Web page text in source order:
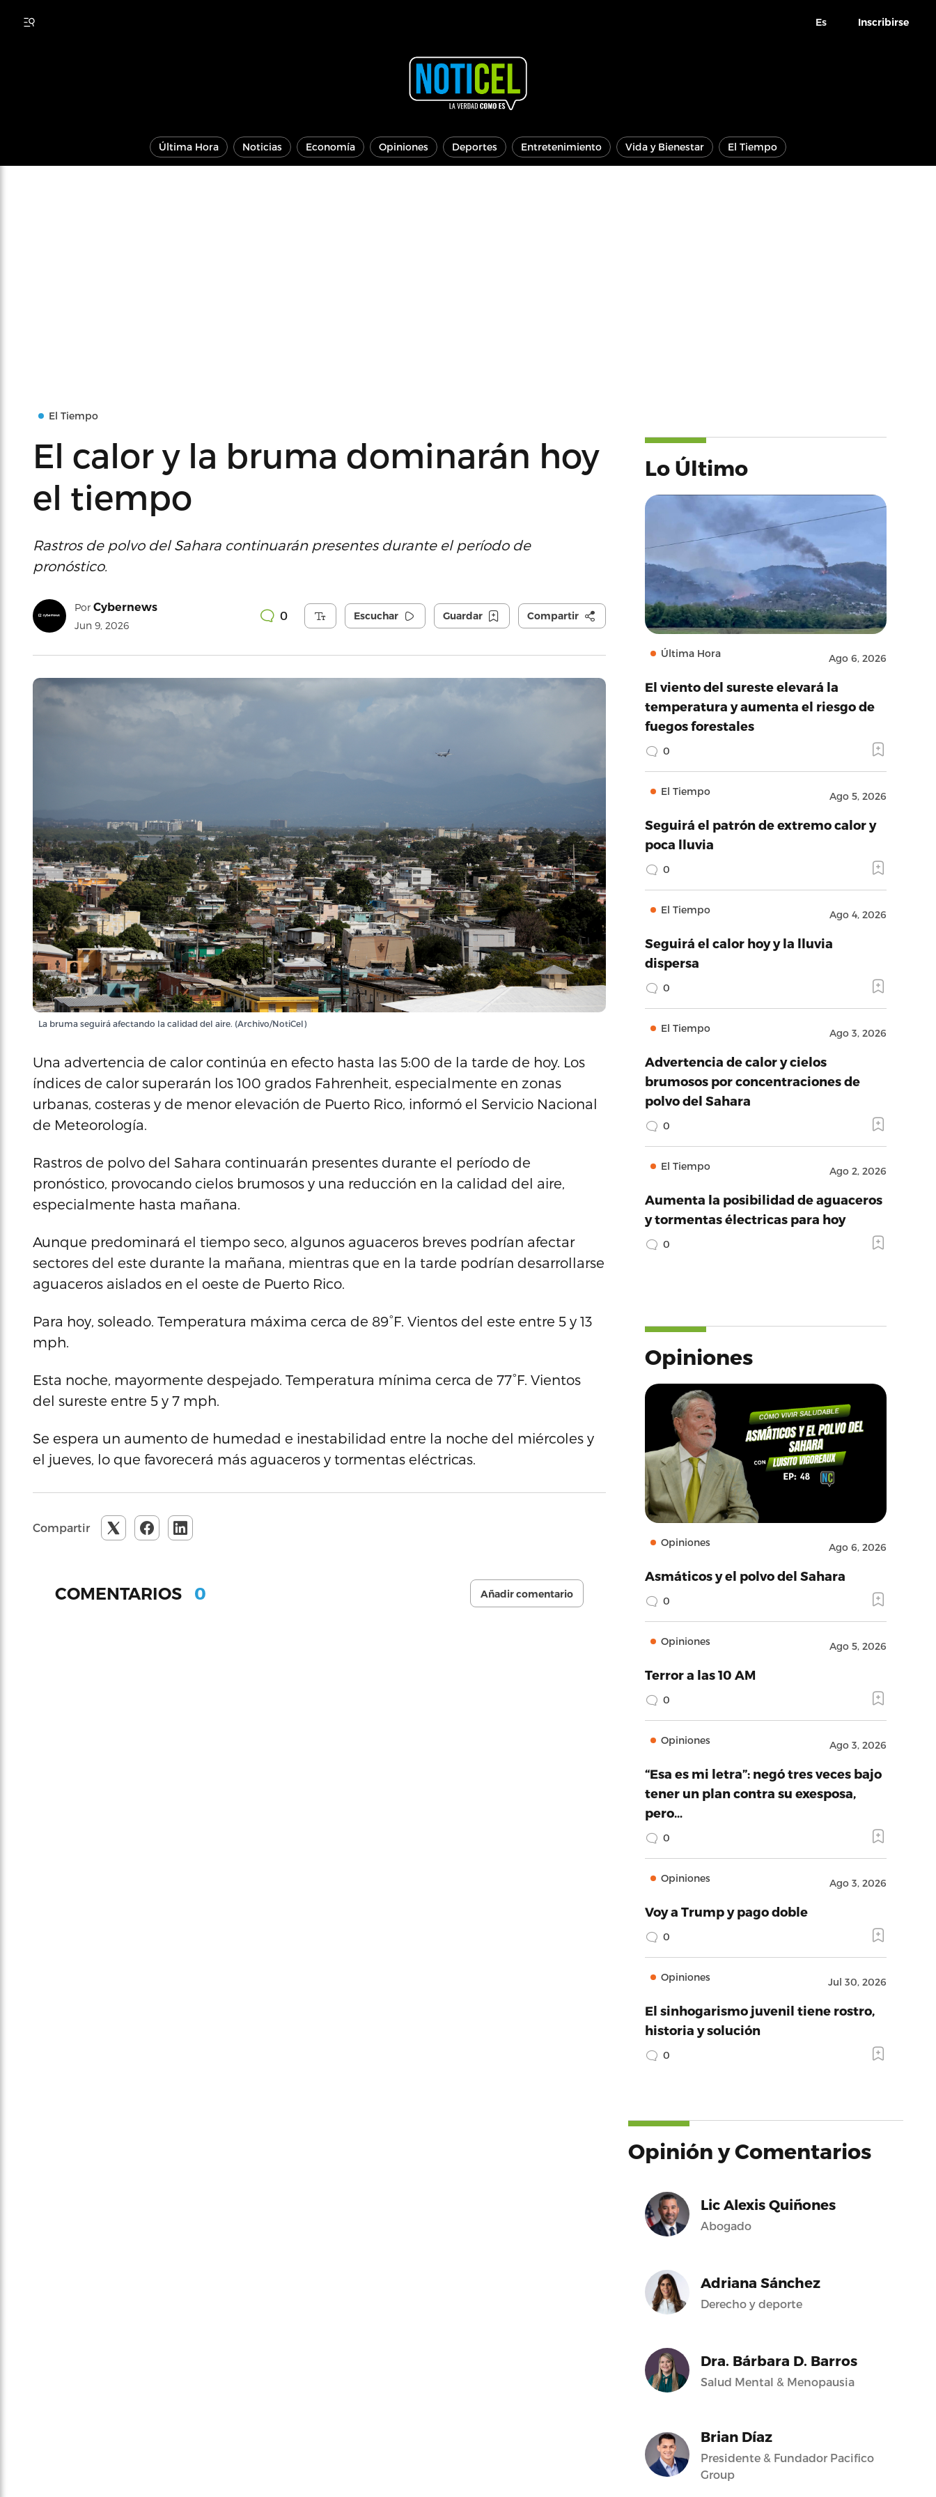
Es Inscribirse
Última Hora Noticias Economía Opiniones Deportes Entretenimiento Vida y Bienestar El Tiempo
El Tiempo
El calor y la bruma dominarán hoy
el tiempo
Rastros de polvo del Sahara continuarán presentes durante el período de
pronóstico.
Por Cybernews
Jun 9, 2026
0 Escuchar Guardar Compartir
La bruma seguirá afectando la calidad del aire. (Archivo/NotiCel)
Una advertencia de calor continúa en efecto hasta las 5:00 de la tarde de hoy. Los
índices de calor superarán los 100 grados Fahrenheit, especialmente en zonas
urbanas, costeras y de menor elevación de Puerto Rico, informó el Servicio Nacional
de Meteorología.
Rastros de polvo del Sahara continuarán presentes durante el período de
pronóstico, provocando cielos brumosos y una reducción en la calidad del aire,
especialmente hasta mañana.
Aunque predominará el tiempo seco, algunos aguaceros breves podrían afectar
sectores del este durante la mañana, mientras que en la tarde podrían desarrollarse
aguaceros aislados en el oeste de Puerto Rico.
Para hoy, soleado. Temperatura máxima cerca de 89°F. Vientos del este entre 5 y 13
mph.
Esta noche, mayormente despejado. Temperatura mínima cerca de 77°F. Vientos
del sureste entre 5 y 7 mph.
Se espera un aumento de humedad e inestabilidad entre la noche del miércoles y
el jueves, lo que favorecerá más aguaceros y tormentas eléctricas.
Compartir
COMENTARIOS 0 Añadir comentario
Lo Último
Última Hora Ago 6, 2026
El viento del sureste elevará la
temperatura y aumenta el riesgo de
fuegos forestales
0
El Tiempo Ago 5, 2026
Seguirá el patrón de extremo calor y
poca lluvia
0
El Tiempo Ago 4, 2026
Seguirá el calor hoy y la lluvia
dispersa
0
El Tiempo Ago 3, 2026
Advertencia de calor y cielos
brumosos por concentraciones de
polvo del Sahara
0
El Tiempo Ago 2, 2026
Aumenta la posibilidad de aguaceros
y tormentas électricas para hoy
0
Opiniones
Opiniones Ago 6, 2026
Asmáticos y el polvo del Sahara
0
Opiniones Ago 5, 2026
Terror a las 10 AM
0
Opiniones Ago 3, 2026
“Esa es mi letra”: negó tres veces bajo
tener un plan contra su exesposa,
pero…
0
Opiniones Ago 3, 2026
Voy a Trump y pago doble
0
Opiniones Jul 30, 2026
El sinhogarismo juvenil tiene rostro,
historia y solución
0
Opinión y Comentarios
Lic Alexis Quiñones
Abogado
Adriana Sánchez
Derecho y deporte
Dra. Bárbara D. Barros
Salud Mental & Menopausia
Brian Díaz
Presidente & Fundador Pacifico
Group